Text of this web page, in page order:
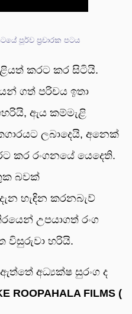
පූර්ව ප්‍රචාරක පටය
කරට කර සිටියි.
ගත් පරිචය ඉතා
ඇය කම්මැළි
ලබාදෙයි, අනෙක්
කර රංගනයේ යෙදෙති.
බවක්
හැඳින කරනබැව්
උපයාගත් රංග
විසුරුවා හරියි.
අධ්‍යක්ෂ සුරංග ද
ROOPAHALA FILMS (